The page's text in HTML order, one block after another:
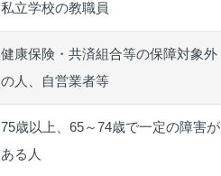
私立学校の教職員
健康保険・共済組合等の保障対象外
の人、自営業者等
75歳以上、65～74歳で一定の障害が
ある人